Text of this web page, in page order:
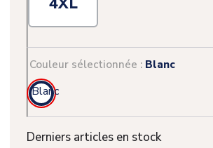
Couleur sélectionnée : Blanc
Blanc
Derniers articles en stock